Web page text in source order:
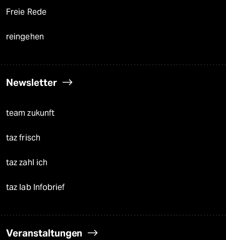
Freie Rede
reingehen
Newsletter
team zukunft
taz frisch
taz zahl ich
taz lab Infobrief
Veranstaltungen